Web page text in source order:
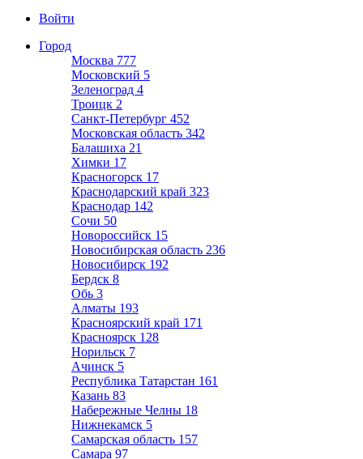
Войти
Город
Москва 777
Московский 5
Зеленоград 4
Троицк 2
Санкт-Петербург 452
Московская область 342
Балашиха 21
Химки 17
Красногорск 17
Краснодарский край 323
Краснодар 142
Сочи 50
Новороссийск 15
Новосибирская область 236
Новосибирск 192
Бердск 8
Обь 3
Алматы 193
Красноярский край 171
Красноярск 128
Норильск 7
Ачинск 5
Республика Татарстан 161
Казань 83
Набережные Челны 18
Нижнекамск 5
Самарская область 157
Самара 97